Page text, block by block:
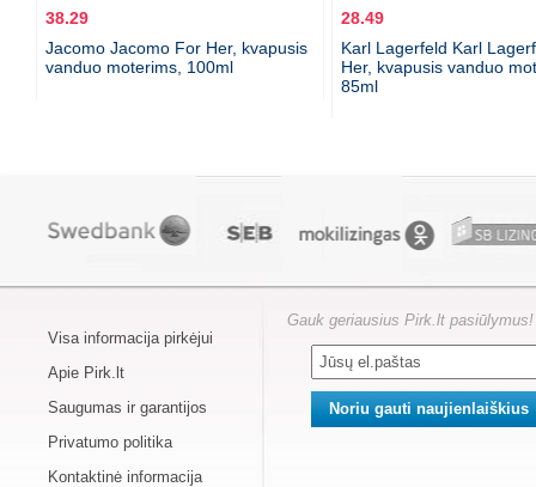
38.29
Jacomo Jacomo For Her, kvapusis
vanduo moterims, 100ml
28.49
Karl Lagerfeld Karl
Her, kvapusis vanduo
85ml
Visa informacija pirkėjui
Apie Pirk.lt
Saugumas ir garantijos
Privatumo politika
Kontaktinė informacija
Gauk geriausius Pirk.lt pasiūlymus!